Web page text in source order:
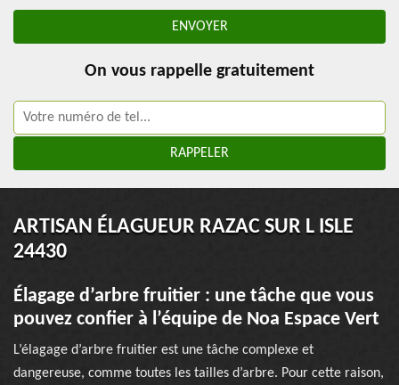
On vous rappelle gratuitement
ARTISAN ÉLAGUEUR RAZAC SUR L ISLE
24430
Élagage d’arbre fruitier : une tâche que vous
pouvez confier à l’équipe de Noa Espace Vert
L’élagage d’arbre fruitier est une tâche complexe et
dangereuse, comme toutes les tailles d’arbre. Pour cette raison,